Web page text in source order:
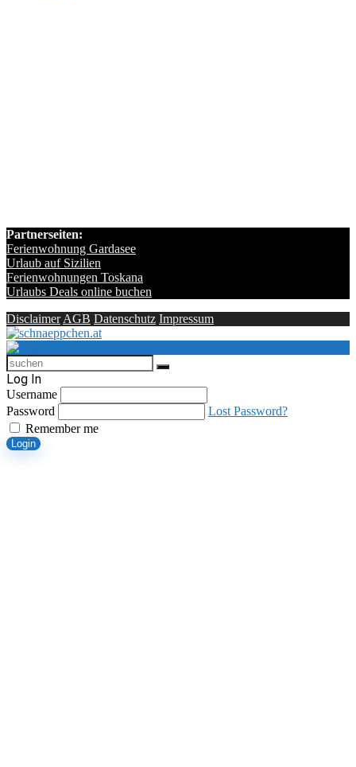
Partnerseiten:
Ferienwohnung Gardasee
Urlaub auf Sizilien
Ferienwohnungen Toskana
Urlaubs Deals online buchen
Disclaimer AGB Datenschutz Impressum
Log In
Username
Password
Lost Password?
Remember me
Login